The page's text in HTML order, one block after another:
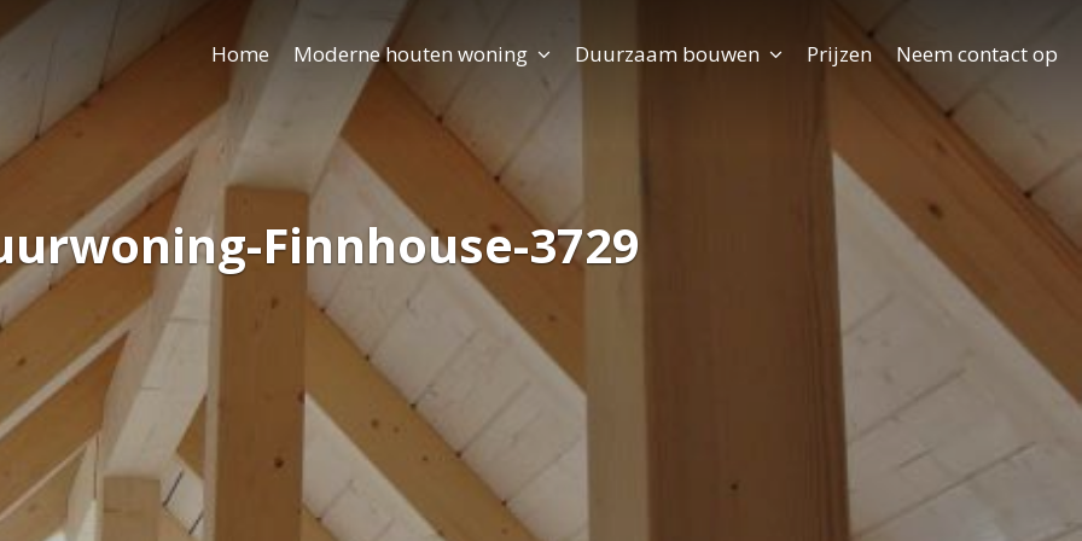
Finnhouse-3729
Home Moderne houten woning Duurzaam bouwen Prijzen Neem contact op